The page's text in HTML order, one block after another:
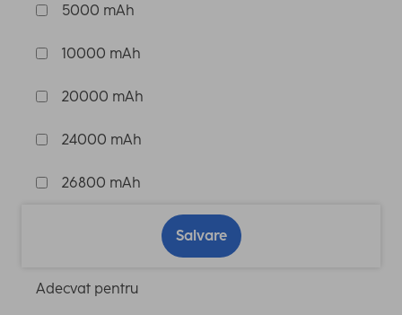
5000 mAh
10000 mAh
20000 mAh
24000 mAh
26800 mAh
Salvare
Adecvat pentru